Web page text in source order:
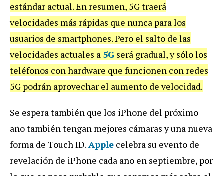
estándar actual. En resumen, 5G traerá
velocidades más rápidas que nunca para los
usuarios de smartphones. Pero el salto de las
velocidades actuales a 5G será gradual, y sólo los
teléfonos con hardware que funcionen con redes
5G podrán aprovechar el aumento de velocidad.
Se espera también que los iPhone del próximo
año también tengan mejores cámaras y una nueva
forma de Touch ID.Apple celebra su evento de
revelación de iPhone cada año en septiembre, por